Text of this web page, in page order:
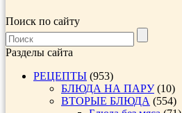
Поиск по сайту
Разделы сайта
РЕЦЕПТЫ (953)
БЛЮДА НА ПАРУ(10)
ВТОРЫЕ БЛЮДА (554)